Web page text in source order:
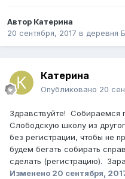
Автор Катерина
20 сентября, 2017 в деревня
Катерина
Опубликовано 20
Здравствуйте! Собираемся
Слободскую школу из
без регистрации, чтобы не
будем бегать собирать
сделать (регистрацию).
Изменено 20 сентября,